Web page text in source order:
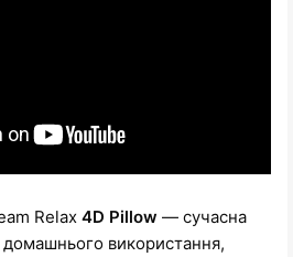
Relax 4D Pillow — сучасна
використання,